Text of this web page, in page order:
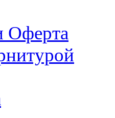
Оферта